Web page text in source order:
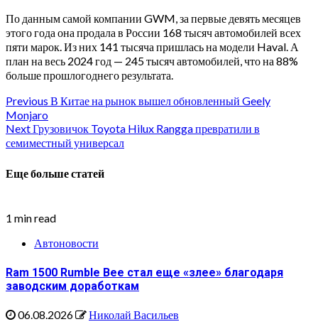
По данным самой компании GWM, за первые девять месяцев
этого года она продала в России 168 тысяч автомобилей всех
пяти марок. Из них 141 тысяча пришлась на модели Haval. А
план на весь 2024 год — 245 тысяч автомобилей, что на 88%
больше прошлогоднего результата.
Continue
Reading
Previous В Китае на рынок вышел обновленный Geely
Monjaro
NextГрузовичок Toyota Hilux Rangga превратили в
семиместный универсал
Еще больше статей
1 min read
Автоновости
Ram 1500 Rumble Bee стал еще «злее» благодаря
заводским доработкам
06.08.2026 Николай Васильев